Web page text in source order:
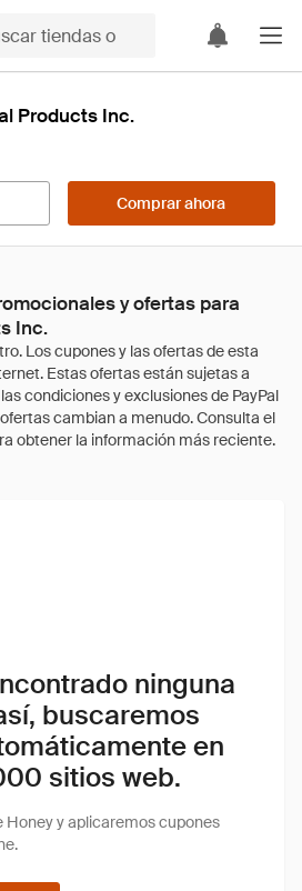
Products Inc.
Comprar ahora
y ofertas para
Inc.
ninguna
buscaremos
en
sitios web.
Honey y aplicaremos cupones